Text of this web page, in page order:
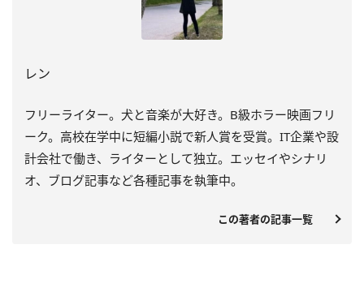
レン
フリーライター。犬と音楽が大好き。B級ホラー映画フリ
ーク。高校在学中に短編小説で新人賞を受賞。IT企業や設
計会社で働き、ライターとして独立。エッセイやシナリ
オ、ブログ記事など各種記事を執筆中。
この著者の記事一覧